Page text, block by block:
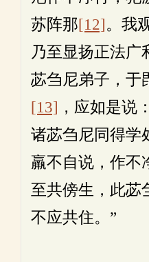
苏阵那[12]。我
乃至显扬正法广
苾刍尼弟子，于
[13] ，应如是说
诸苾刍尼同得学
羸不自说，作不
至共傍生，此苾
不应共住。”